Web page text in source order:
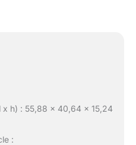
x h) : 55,88 x 40,64 x 15,24
: